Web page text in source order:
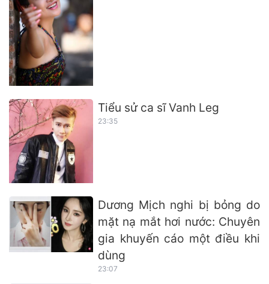
Tiểu sử ca sĩ Vanh Leg
23:35
Dương Mịch nghi bị bỏng do
mặt nạ mắt hơi nước: Chuyên
gia khuyến cáo một điều khi
dùng
23:07